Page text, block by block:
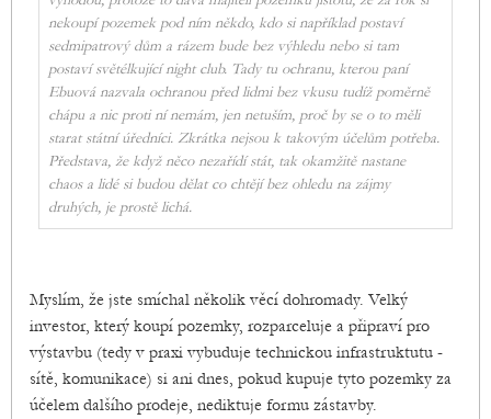
nekoupí pozemek pod ním někdo, kdo si například postaví
sedmipatrový dům a rázem bude bez výhledu nebo si tam
postaví světélkující night club. Tady tu ochranu, kterou paní
Ebuová nazvala ochranou před lidmi bez vkusu tudíž poměrně
chápu a nic proti ní nemám, jen netuším, proč by se o to měli
starat státní úředníci. Zkrátka nejsou k takovým účelům potřeba.
Představa, že když něco nezařídí stát, tak okamžitě nastane
chaos a lidé si budou dělat co chtějí bez ohledu na zájmy
druhých, je prostě lichá.
Myslím, že jste smíchal několik věcí dohromady. Velký
investor, který koupí pozemky, rozparceluje a připraví pro
výstavbu (tedy v praxi vybuduje technickou infrastruktutu -
sítě, komunikace) si ani dnes, pokud kupuje tyto pozemky za
účelem dalšího prodeje, nediktuje formu zástavby.